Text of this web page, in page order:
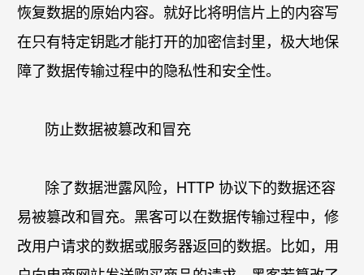
恢复数据的原始内容。就好比将明信片上的内容写
在只有特定钥匙才能打开的加密信封里，极大地保
障了数据传输过程中的隐私性和安全性。​
防止数据被篡改和冒充​
除了数据泄露风险，HTTP 协议下的数据还容
易被篡改和冒充。黑客可以在数据传输过程中，修
改用户请求的数据或服务器返回的数据。比如，用